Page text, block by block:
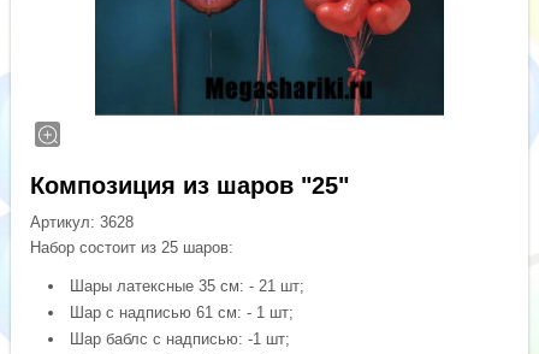
Композиция из шаров "25"
Артикул:3628
Набор состоит из 25 шаров:
Шары латексные 35 см: - 21 шт;
Шар с надписью 61 см: - 1 шт;
Шар баблс с надписью: -1 шт;